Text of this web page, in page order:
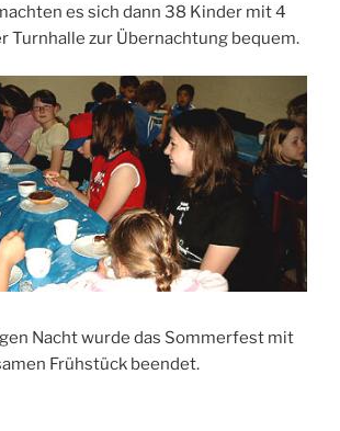
es sich dann 38 Kinder mit 4
Turnhalle zur Übernachtung bequem.
Nacht wurde das Sommerfest mit
Frühstück beendet.